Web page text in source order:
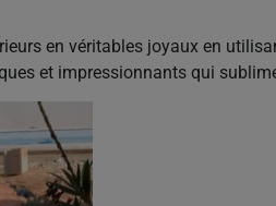
en véritables joyaux en
et impressionnants qui